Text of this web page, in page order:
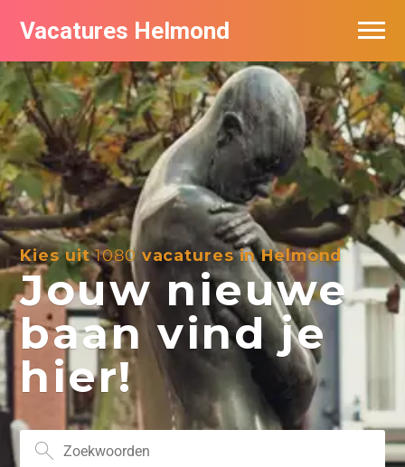
Vacatures Helmond
Kies uit1080vacatures in Helmond
Jouw nieuwe
baan vind je
hier!
Vacatures bij bedrijven in Helmond
De populairste vacatures in Helmond